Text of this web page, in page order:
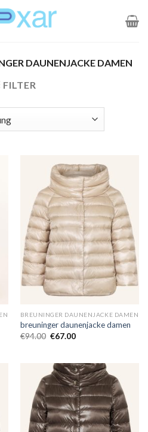
DAUNENJACKE DAMEN
FILTER
BREUNINGER DAUNENJACKE DAMEN
breuninger daunenjacke damen
€94.00 €67.00